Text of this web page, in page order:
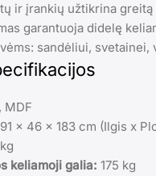
ir įrankių užtikrina greitą
garantuoja didelę
sandėliui,
MDF
91 x 46 x 183 cm (Ilgis x
keliamoji galia: 175 kg